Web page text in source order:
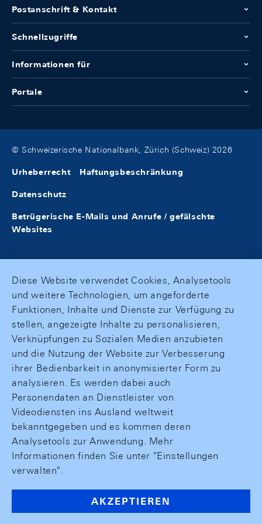
Postanschrift & Kontakt
Schnellzugriffe
Informationen für
Portale
© Schweizerische Nationalbank, Zürich (Schweiz) 2026
Urheberrecht Haftungsbeschränkung
Datenschutz
Betrügerische E-Mails und Anrufe / gefälschte
Websites
Diese Website verwendet Cookies, Analysetools
und weitere Technologien, um angeforderte
Funktionen, Inhalte und Dienste zur Verfügung zu
stellen, angezeigte Inhalte zu personalisieren,
Verknüpfungen zu Sozialen Medien anzubieten
und die Nutzung der Website zur Verbesserung
ihrer Bedienbarkeit in anonymisierter Form zu
analysieren. Es werden dabei auch
Personendaten an Dienstleister von
Videodiensten ins Ausland weltweit
bekanntgegeben und es kommen deren
Analysetools zur Anwendung. Mehr
Informationen finden Sie unter "Einstellungen
verwalten".
AKZEPTIEREN